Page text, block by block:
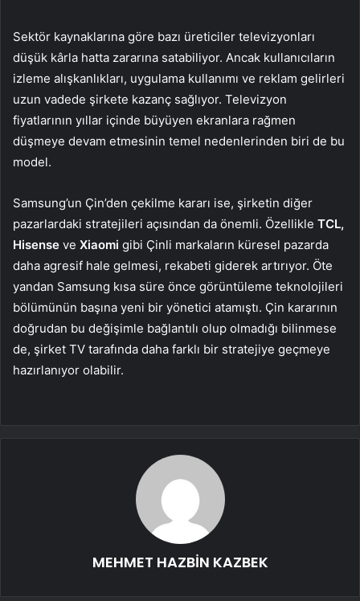
Sektör kaynaklarına göre bazı üreticiler televizyonları
düşük kârla hatta zararına satabiliyor. Ancak kullanıcıların
izleme alışkanlıkları, uygulama kullanımı ve reklam gelirleri
uzun vadede şirkete kazanç sağlıyor. Televizyon
fiyatlarının yıllar içinde büyüyen ekranlara rağmen
düşmeye devam etmesinin temel nedenlerinden biri de bu
model.
Samsung’un Çin’den çekilme kararı ise, şirketin diğer
pazarlardaki stratejileri açısından da önemli. Özellikle TCL,
Hisense ve Xiaomi gibi Çinli markaların küresel pazarda
daha agresif hale gelmesi, rekabeti giderek artırıyor. Öte
yandan Samsung kısa süre önce görüntüleme teknolojileri
bölümünün başına yeni bir yönetici atamıştı. Çin kararının
doğrudan bu değişimle bağlantılı olup olmadığı bilinmese
de, şirket TV tarafında daha farklı bir stratejiye geçmeye
hazırlanıyor olabilir.
MEHMET HAZBİN KAZBEK